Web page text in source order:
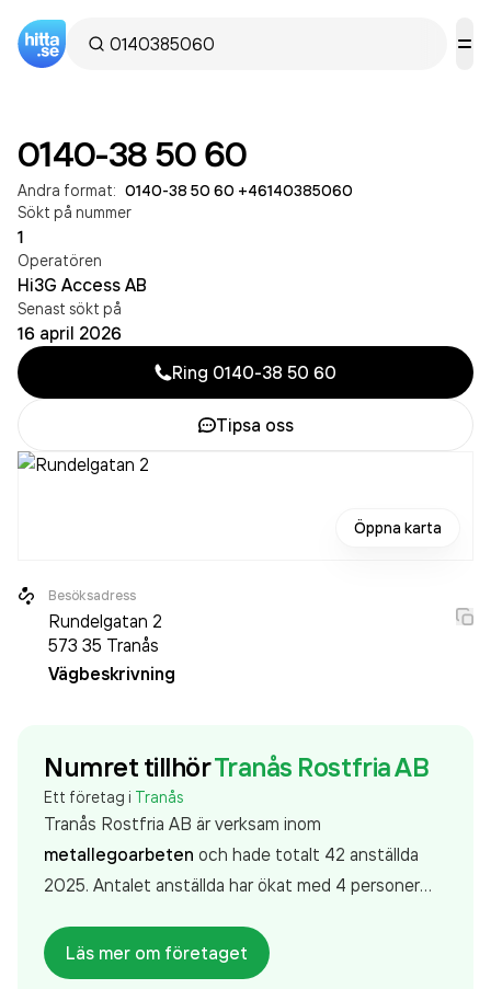
0140-38 50 60
Andra format: 0140-38 50 60 +46140385060
Sökt på nummer
1
Operatören
Hi3G Access AB
Senast sökt på
16 april 2026
Ring 0140-38 50 60
Tipsa oss
Öppna karta
Besöksadress
Rundelgatan 2
573 35 Tranås
Vägbeskrivning
Numret tillhörTranås Rostfria AB
Ett företag i Tranås
Tranås Rostfria AB är verksam inom
metallegoarbeten och hade totalt 42 anställda
2025. Antalet anställda har ökat med 4 personer
företaget. Bolaget är ett aktiebolag som varit aktivt
sedan 1972. Tranås Rostfria AB
Läs mer om företaget